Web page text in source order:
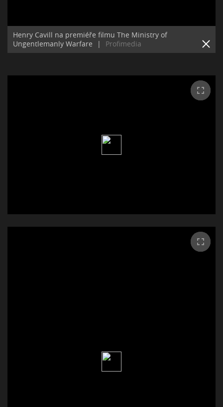
Henry Cavill na premiéře filmu The Ministry of
Ungentlemanly Warfare
| Profimedia